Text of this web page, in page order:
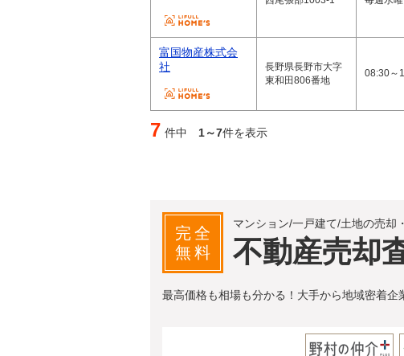
富国物産株式会
社
長野県長野市大字
東和田806番地
08:30～
7 件中 1～7件を表示
完全
無料
マンション/一戸建て/土地の売却
不動産売却
最高価格も相場も分かる！大手から地域密着企